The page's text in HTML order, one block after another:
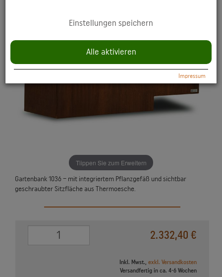
Tiippen Sie zum Erweitern
Gartenbank 1036 – mit integriertem Pflanzgefäß und sichtbar
geschraubter Sitzfläche aus Thermoesche.
2.332,40 €
Inkl. Mwst., exkl. Versandkosten
Versandfertig in ca. 4-6 Wochen
Datenschutzerklärung:https://policies.google.com/privacy
Einstellungen speichern
Alle aktivieren
Impressum